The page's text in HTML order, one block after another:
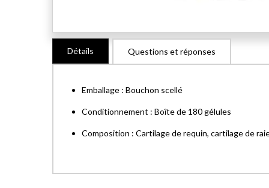
Skip
the
Détails
Emballage : Bouchon scellé
Conditionnement : Boîte de 180 gélules
Composition : Cartilage de requin, cartilage de
Questions et réponses